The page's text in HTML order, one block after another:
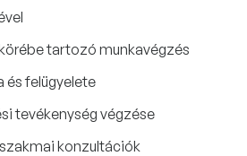
tartozó munkavégzés
és felügyelete
tevékenység végzése
konzultációk